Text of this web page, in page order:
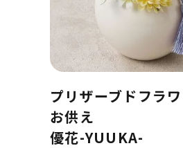
プリザーブドフラ
お供え
優花-YUUKA-